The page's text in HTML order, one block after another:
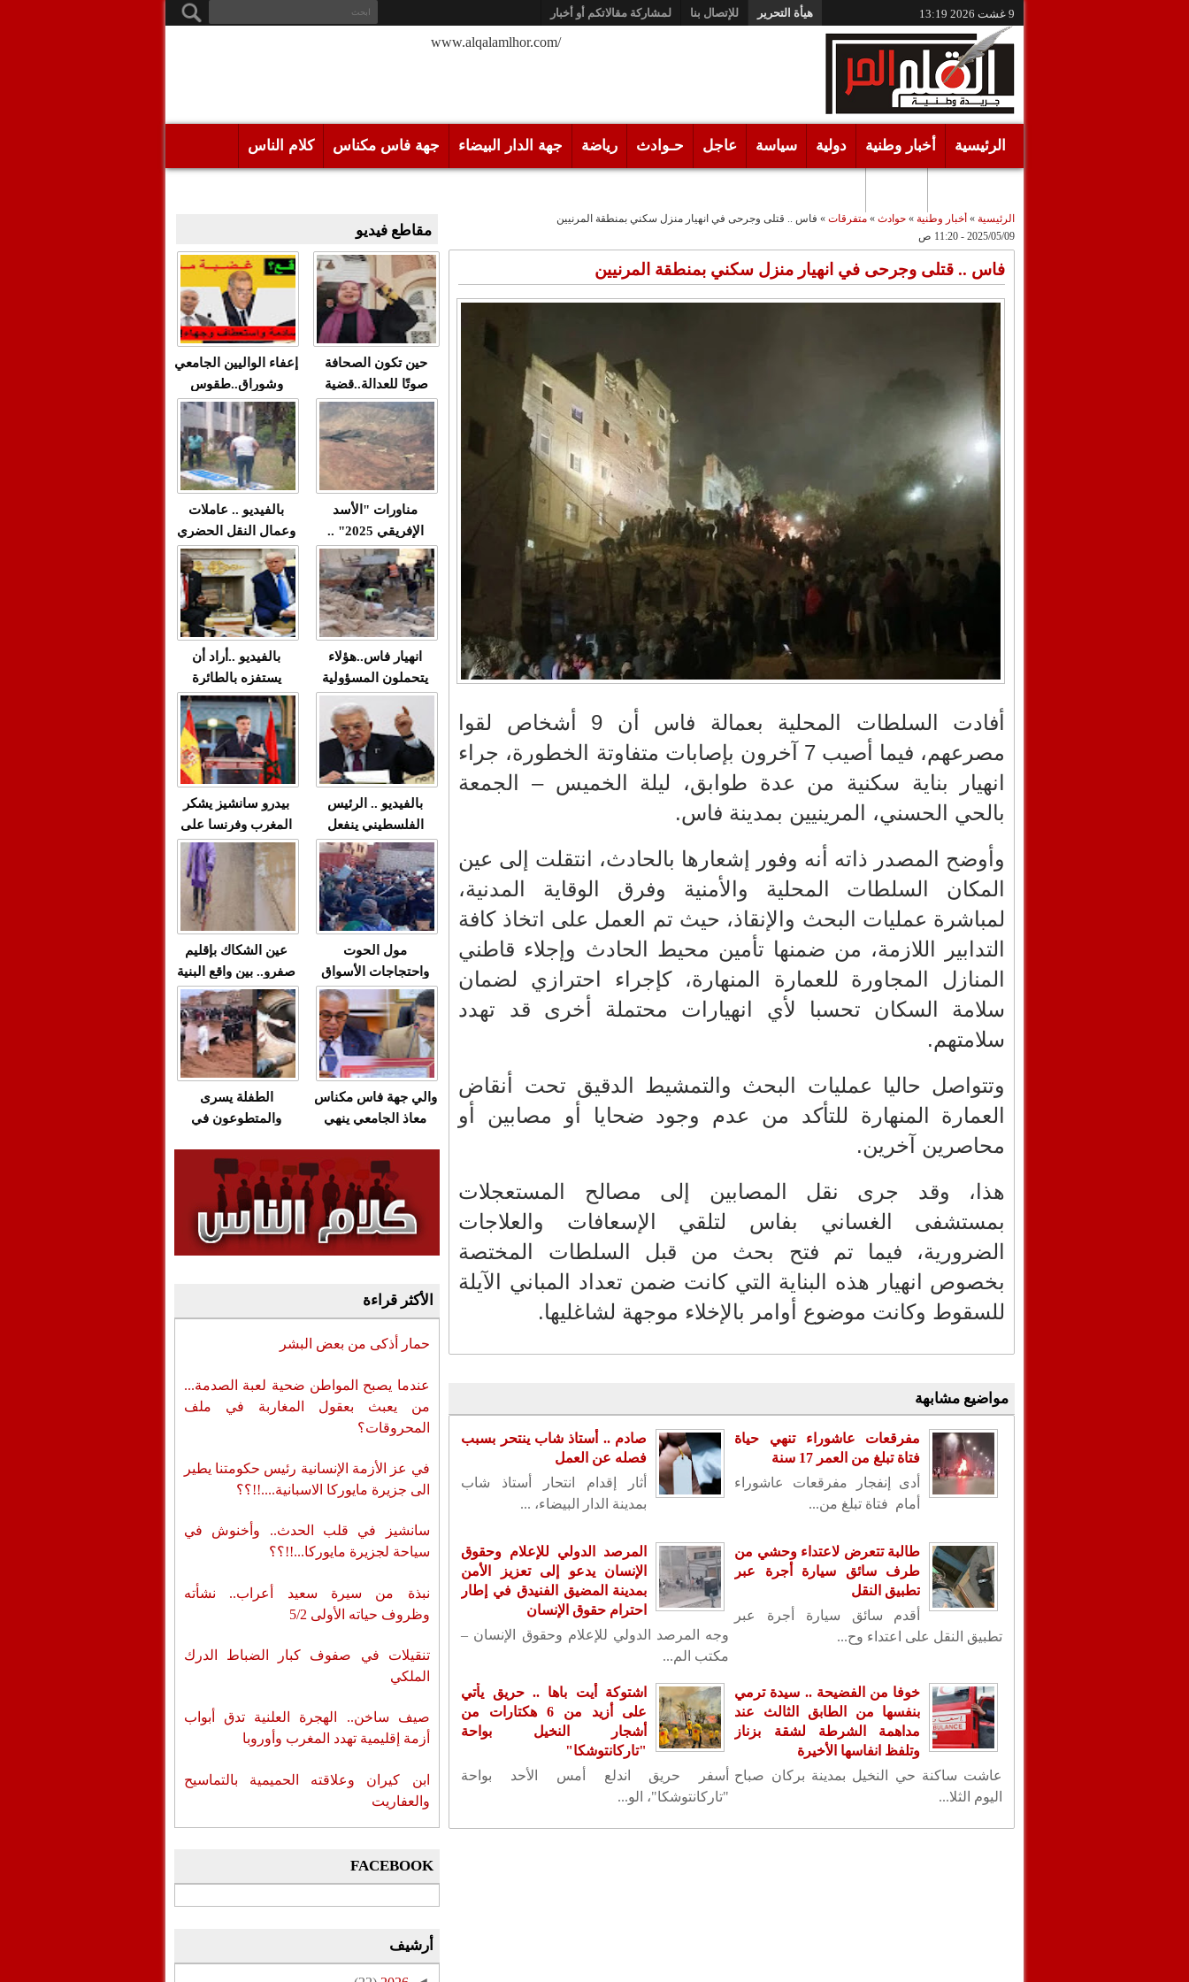
9 غشت 2026 13:19 هيأة التحرير للإتصال بنا لمشاركة مقالاتكم أو أخبار
/www.alqalamlhor.com
الرئيسية أخبار وطنية دولية سياسة عاجل حـوادث رياضة جهة الدار البيضاء جهة فاس مكناس كلام الناس
الرئيسية » أخبار وطنية» حوادث» متفرقات» فاس .. قتلى وجرحى في انهيار منزل سكني بمنطقة المرنيين
2025/05/09 - 11:20 ص
فاس .. قتلى وجرحى في انهيار منزل سكني بمنطقة المرنيين
أفادت السلطات المحلية بعمالة فاس أن 9 أشخاص لقوا
مصرعهم، فيما أصيب 7 آخرون بإصابات متفاوتة الخطورة، جراء
انهيار بناية سكنية من عدة طوابق، ليلة الخميس – الجمعة
بالحي الحسني، المرينيين بمدينة فاس.
وأوضح المصدر ذاته أنه وفور إشعارها بالحادث، انتقلت إلى عين
المكان السلطات المحلية والأمنية وفرق الوقاية المدنية،
لمباشرة عمليات البحث والإنقاذ، حيث تم العمل على اتخاذ كافة
التدابير اللازمة، من ضمنها تأمين محيط الحادث وإجلاء قاطني
المنازل المجاورة للعمارة المنهارة، كإجراء احترازي لضمان
سلامة السكان تحسبا لأي انهيارات محتملة أخرى قد تهدد
سلامتهم.
وتتواصل حاليا عمليات البحث والتمشيط الدقيق تحت أنقاض
العمارة المنهارة للتأكد من عدم وجود ضحايا أو مصابين أو
محاصرين آخرين.
هذا، وقد جرى نقل المصابين إلى مصالح المستعجلات
بمستشفى الغساني بفاس لتلقي الإسعافات والعلاجات
الضرورية، فيما تم فتح بحث من قبل السلطات المختصة
بخصوص انهيار هذه البناية التي كانت ضمن تعداد المباني الآيلة
للسقوط وكانت موضوع أوامر بالإخلاء موجهة لشاغليها.
مواضيع مشابهة
مفرقعات عاشوراء تنهي حياة
فتاة تبلغ من العمر 17 سنة
أدى إنفجار مفرقعات عاشوراء
أمام فتاة تبلغ من...
صادم .. أستاذ شاب ينتحر بسبب
فصله عن العمل
أثار إقدام انتحار أستاذ شاب
بمدينة الدار البيضاء، ...
طالبة تتعرض لاعتداء وحشي من
طرف سائق سيارة أجرة عبر
تطبيق النقل
أقدم سائق سيارة أجرة عبر
تطبيق النقل على اعتداء وح...
المرصد الدولي للإعلام وحقوق
الإنسان يدعو إلى تعزيز الأمن
بمدينة المضيق الفنيدق في إطار
احترام حقوق الإنسان
وجه المرصد الدولي للإعلام وحقوق الإنسان –
مكتب الم...
خوفا من الفضيحة .. سيدة ترمي
بنفسها من الطابق الثالث عند
مداهمة الشرطة لشقة بزناز
وتلفظ انفاسها الأخيرة
عاشت ساكنة حي النخيل بمدينة بركان صباح
اليوم الثلا...
اشتوكة أيت باها .. حريق يأتي
على أزيد من 6 هكتارات من
أشجار النخيل بواحة
"تاركانتوشكا"
أسفر حريق اندلع أمس الأحد بواحة
"تاركانتوشكا"، الو...
مقاطع فيديو
حين تكون الصحافة
صوتًا للعدالة..قضية
"مولات 88 غرزة"
مثالا(فيديو)
متابعة حميد طولست
في زمن تزداد فيه
حالات العنف ضد
النساء ويغيب فيه أحيانًا
صدى العدالة في
ردهات الم...
إعفاء الواليين الجامعي
وشوراق..طقوس
صادمة وملتمس
"الوجهاء"؟/ صمت
وزارة الداخلية؟/أين
الوزير التوفيق؟(فيديو)
بالفيديو .. عاملات
وعمال النقل الحضري
بفاس يعبرون عن
ارتياحهم بعد إنهاء عقد
شركة "سيتي باص"
مناورات "الأسد
الإفريقي 2025" ..
شاهد القاذفة النووية
في تدريب مع ثماني
مقاتلات من نوع F-16
تابعة للقوات الجوية
الملكية المغربية
بالفيديو ..أراد أن
يستفزه بالطائرة
القطرية لكن ترامب
فضحه أمام العالم
بالحجة والدليل
انهيار فاس..هؤلاء
يتحملون المسؤولية
ومآسي العمارات
العشوائية مفتوحة
بيدرو سانشيز يشكر
المغرب وفرنسا على
استعادة الكهرباء عقب
انقطاعه في شبه
الجزيرة الإيبيرية
بالفيديو .. الرئيس
الفلسطيني ينفعل
ويهاجم حماس بألفاظ
قاسية على الهواء
عين الشكاك بإقليم
صفرو.. بين واقع البنية
التحتية المهترئة
والحملات الانتخابية
المبكرة(فيديو)
مول الحوت
واحتجاجات الأسواق
الأسبوعية/الاحتقان
الصامت والتراشق
بـ"الصناديق"/أخنوش
يرد بالصمت المريب
الطفلة يسرى
والمتطوعون في
وقنوات صرف صحي
تقتل والمحاسبة يجب
أن تطال المسؤولين
والي جهة فاس مكناس
معاذ الجامعي ينهي
والعمال مع شركة
سيتي باص + وثيقة
وفيديو
الأكثر قراءة
حمار أذكى من بعض البشر
عندما يصبح المواطن ضحية لعبة الصدمة...
من يعبث بعقول المغاربة في ملف
المحروقات؟
في عز الأزمة الإنسانية رئيس حكومتنا يطير
الى جزيرة مايوركا الاسبانية....!!؟؟
سانشيز في قلب الحدث.. وأخنوش في
سياحة لجزيرة مايوركا...!!؟؟
نبذة من سيرة سعيد أعراب.. نشأته
وظروف حياته الأولى 5/2
تنقيلات في صفوف كبار الضباط الدرك
الملكي
صيف ساخن.. الهجرة العلنية تدق أبواب
أزمة إقليمية تهدد المغرب وأوروبا
ابن كيران وعلاقته الحميمية بالتماسيح
والعفاريت
FACEBOOK
أرشيف